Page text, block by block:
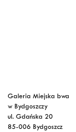
Galeria Miejska bwa
w Bydgoszczy
ul. Gdańska 20
85-006 Bydgoszcz